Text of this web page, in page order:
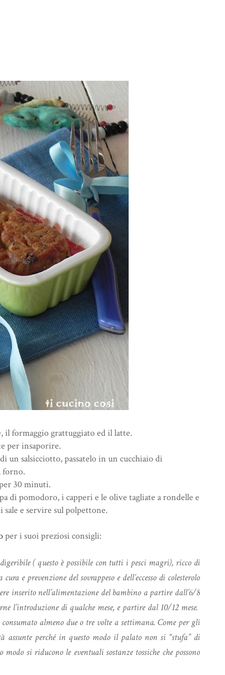
il formaggio grattuggiato ed il latte.
per insaporire.
un salsicciotto, passatelo in un cucchiaio di
forno.
30 minuti.
di pomodoro, i capperi e le olive tagliate a rondelle e
e servire sul polpettone.
per i suoi preziosi consigli:
( questo è possibile con tutti i pesci magri), ricco di
e prevenzione del sovrappeso e dell’eccesso di colesterolo
inserito nell’alimentazione del bambino a partire dall’6/8
l’introduzione di qualche mese, e partire dal 10/12 mese.
almeno due o tre volte a settimana. Come per gli
perché in questo modo il palato non si “stufa” di
si riducono le eventuali sostanze tossiche che possono